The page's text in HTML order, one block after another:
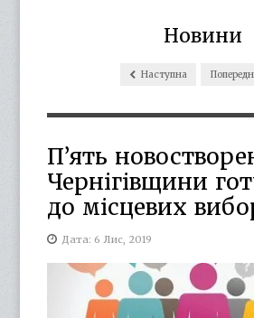
Новини
Наступна
П’ять
Чернігівщини
до місцевих
Дата: 6 Лис, 2019